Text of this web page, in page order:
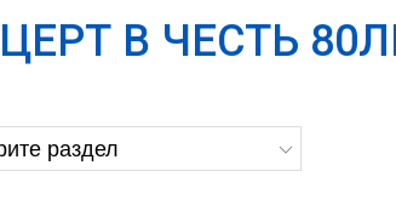
В ЧЕСТЬ